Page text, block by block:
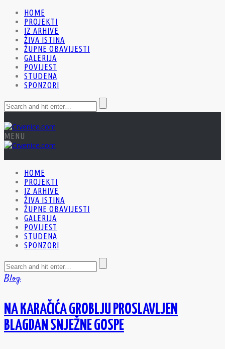
HOME
PROJEKTI
IZ ARHIVE
ŽIVA ISTINA
ŽUPNE OBAVIJESTI
GALERIJA
POVIJEST
STUDENA
SPONZORI
MENU
HOME
PROJEKTI
IZ ARHIVE
ŽIVA ISTINA
ŽUPNE OBAVIJESTI
GALERIJA
POVIJEST
STUDENA
SPONZORI
Blog
NA KARAČIĆA GROBLJU PROSLAVLJEN
BLAGDAN SNJEŽNE GOSPE